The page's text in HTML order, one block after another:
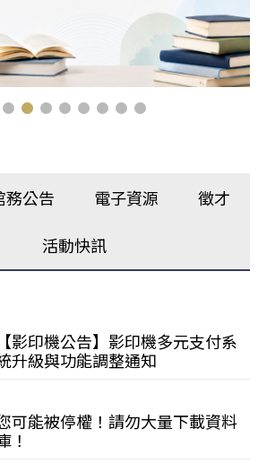
務公告 電子資源 徵才
活動快訊
【影印機公告】影印機多元支付系
升級與功能調整通知
可能被停權！請勿大量下載資料
！